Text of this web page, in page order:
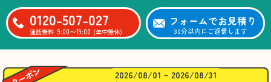
0120-507-027
通話無料 9:00〜19:00 (年中無休)
フォームでお見積り
30分以内にご返信します
2026/08/01 ~ 2026/08/31